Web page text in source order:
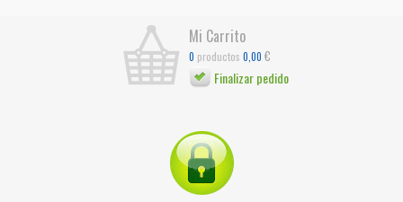
Mi Carrito
0 productos 0,00 €
Finalizar pedido